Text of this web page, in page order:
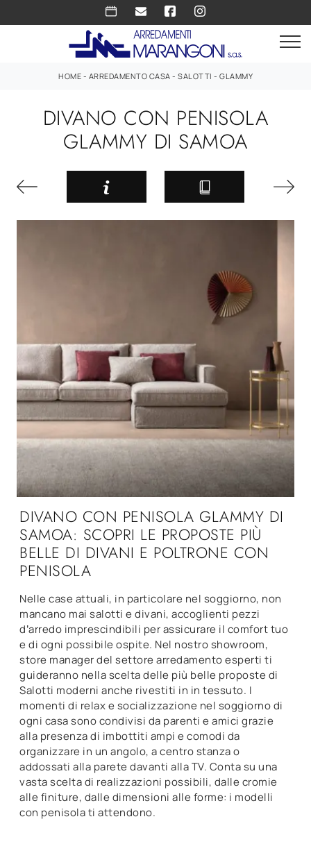
HOME - ARREDAMENTO CASA - SALOTTI - GLAMMY
DIVANO CON PENISOLA
GLAMMY DI SAMOA
DIVANO CON PENISOLA GLAMMY DI
SAMOA: SCOPRI LE PROPOSTE PIÙ
BELLE DI DIVANI E POLTRONE CON
PENISOLA
Nelle case attuali, in particolare nel soggiorno, non
mancano mai salotti e divani, accoglienti pezzi
d’arredo imprescindibili per assicurare il comfort tuo
e di ogni possibile ospite. Nel nostro showroom,
store manager del settore arredamento esperti ti
guideranno nella scelta delle più belle proposte di
Salotti moderni anche rivestiti in in tessuto. I
momenti di relax e socializzazione nel soggiorno di
ogni casa sono condivisi da parenti e amici grazie
alla presenza di imbottiti ampi e comodi da
organizzare in un angolo, a centro stanza o
addossati alla parete davanti alla TV. Conta su una
vasta scelta di realizzazioni possibili, dalle cromie
alle finiture, dalle dimensioni alle forme: i modelli
con penisola ti attendono.